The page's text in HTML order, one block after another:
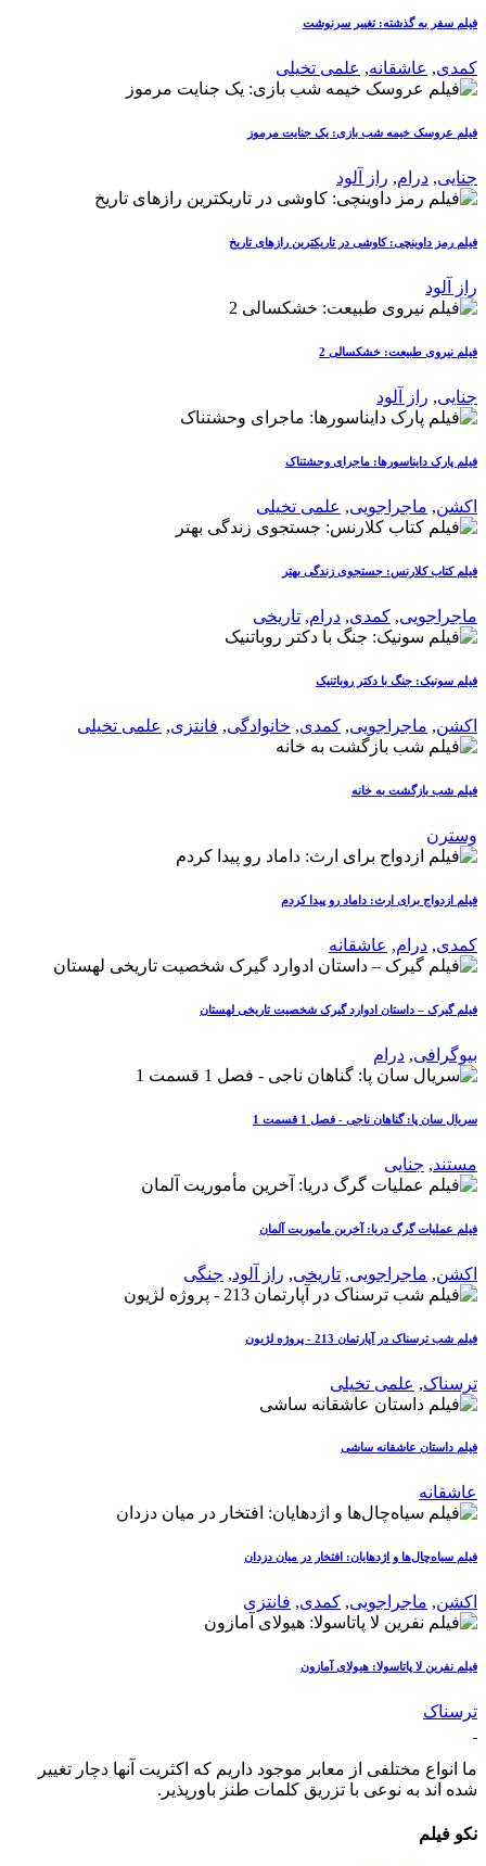
فیلم سفر به گذشته: تغییر سرنوشت
کمدی, عاشقانه, علمی تخیلی
فیلم عروسک خیمه شب بازی: یک جنایت مرموز
جنایی, درام, راز آلود
فیلم رمز داوینچی: کاوشی در تاریکترین رازهای تاریخ
راز آلود
فیلم نیروی طبیعت: خشکسالی 2
جنایی, راز آلود
فیلم پارک دایناسورها: ماجرای وحشتناک
اکشن, ماجراجویی, علمی تخیلی
فیلم کتاب کلارنس: جستجوی زندگی بهتر
ماجراجویی, کمدی, درام, تاریخی
فیلم سونیک: جنگ با دکتر روباتنیک
اکشن, ماجراجویی, کمدی, خانوادگی, فانتزی, علمی تخیلی
فیلم شب بازگشت به خانه
وسترن
فیلم ازدواج برای ارث: داماد رو پیدا کردم
کمدی, درام, عاشقانه
فیلم گیرک – داستان ادوارد گیرک شخصیت تاریخی لهستان
بیوگرافی, درام
سریال سان پا: گناهان ناجی - فصل 1 قسمت 1
مستند, جنایی
فیلم عملیات گرگ دریا: آخرین مأموریت آلمان
اکشن, ماجراجویی, تاریخی, راز آلود, جنگی
فیلم شب ترسناک در آپارتمان 213 - پروژه لژیون
ترسناک, علمی تخیلی
فیلم داستان عاشقانه ساشی
عاشقانه
فیلم سیاه‌چال‌ها و اژدهایان: افتخار در میان دزدان
اکشن, ماجراجویی, کمدی, فانتزی
فیلم نفرین لا پاتاسولا: هیولای آمازون
ترسناک
ما انواع مختلفی از معابر موجود داریم که اکثریت آنها دچار تغییر
شده اند به نوعی با تزریق کلمات طنز باورپذیر.
نکو فیلم